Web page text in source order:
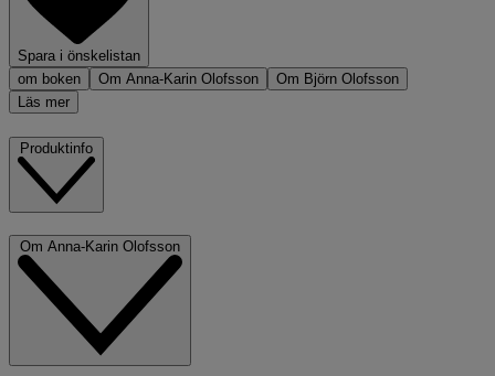
Spara i önskelistan
om boken
Om Anna-Karin Olofsson
Om Björn Olofsson
Läs mer